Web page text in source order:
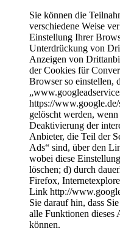
Sie können die
verschiedene Weise
Einstellung Ihrer
Unterdrückung von
Anzeigen von
der Cookies für
Browser so einstellen,
https://
gelöscht werden,
Deaktivierung der
Anbieter, die Teil der
Ads“ sind, über den
wobei diese
löschen; d) durch
Firefox,
Link http://
Sie darauf hin, dass
alle Funktionen dieses
können.